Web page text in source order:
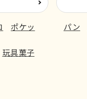
ポケッ
玩具菓子
パン